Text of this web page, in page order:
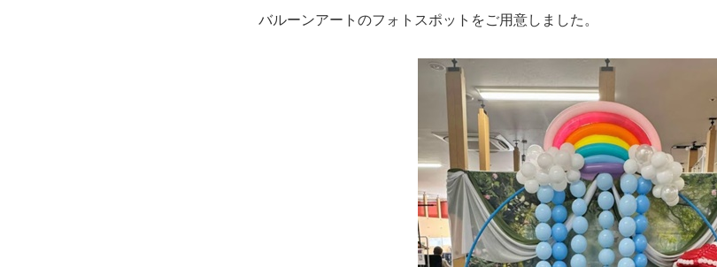
バルーンアートのフォトスポットをご用意しました。